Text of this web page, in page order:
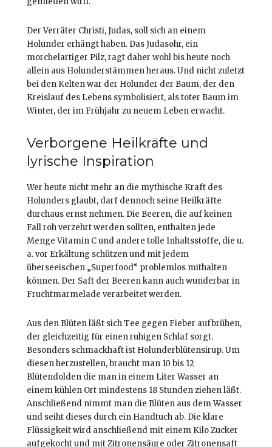
Der Verräter Christi, Judas, soll sich an einem
Holunder erhängt haben. Das Judasohr, ein
morchelartiger Pilz, ragt daher wohl bis heute noch
allein aus Holunderstämmen heraus. Und nicht zuletzt
bei den Kelten war der Holunder der Baum, der den
Kreislauf des Lebens symbolisiert, als toter Baum im
Winter, der im Frühjahr zu neuem Leben erwacht.
Verborgene Heilkräfte und
lyrische Inspiration
Wer heute nicht mehr an die mythische Kraft des
Holunders glaubt, darf dennoch seine Heilkräfte
durchaus ernst nehmen. Die Beeren, die auf keinen
Fall roh verzehrt werden sollten, enthalten jede
Menge Vitamin C und andere tolle Inhaltsstoffe, die u.
a. vor Erkältung schützen und mit jedem
überseeischen „Superfood“ problemlos mithalten
können. Der Saft der Beeren kann auch wunderbar in
Fruchtmarmelade verarbeitet werden.
Aus den Blüten läßt sich Tee gegen Fieber aufbrühen,
der gleichzeitig für einen ruhigen Schlaf sorgt.
Besonders schmackhaft ist Holunderblütensirup. Um
diesen herzustellen, braucht man 10 bis 12
Blütendolden die man in einem Liter Wasser an
einem kühlen Ort mindestens 18 Stunden ziehen läßt.
Anschließend nimmt man die Blüten aus dem Wasser
und seiht dieses durch ein Handtuch ab. Die klare
Flüssigkeit wird anschließend mit einem Kilo Zucker
aufgekocht und mit Zitronensäure oder Zitronensaft